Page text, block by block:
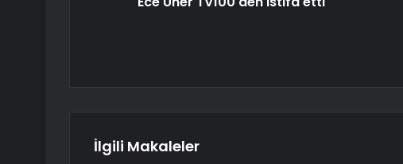
İlgili Makaleler